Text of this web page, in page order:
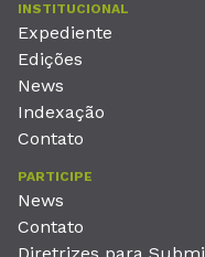
INSTITUCIONAL
Expediente
Edições
News
Indexação
Contato
PARTICIPE
News
Contato